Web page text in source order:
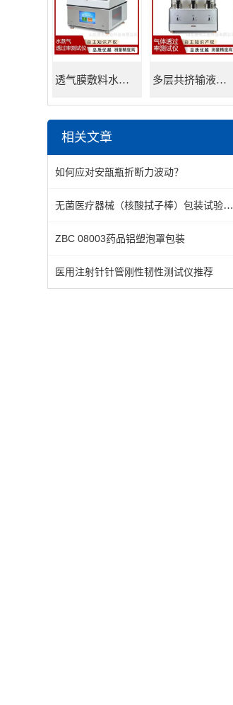
透气膜敷料水蒸透过率测试仪 多层共挤输液用膜氮气透过率测试仪
相关文章
如何应对安瓿瓶折断力波动？
无菌医疗器械（核酸拭子棒）包装试验方法--剥离
ZBC 08003药品铝塑泡罩包装
医用注射针针管刚性韧性测试仪推荐